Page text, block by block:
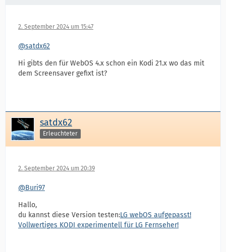
2. September 2024 um 15:47
@satdx62
Hi gibts den für WebOS 4.x schon ein Kodi 21.x wo das mit
dem Screensaver gefixt ist?
satdx62
Erleuchteter
2. September 2024 um 20:39
@Buri97
Hallo,
du kannst diese Version testen:LG webOS aufgepasst!
Vollwertiges KODI experimentell für LG Fernseher!